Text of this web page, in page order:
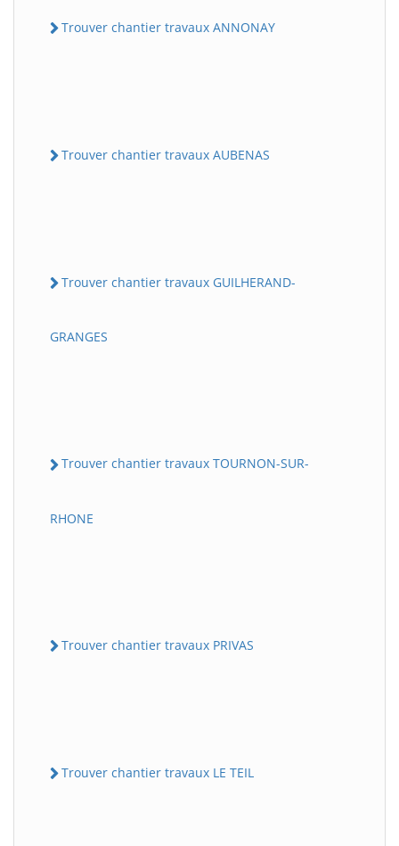
Trouver chantier travaux ANNONAY
Trouver chantier travaux AUBENAS
Trouver chantier travaux GUILHERAND-
GRANGES
Trouver chantier travaux TOURNON-SUR-
RHONE
Trouver chantier travaux PRIVAS
Trouver chantier travaux LE TEIL